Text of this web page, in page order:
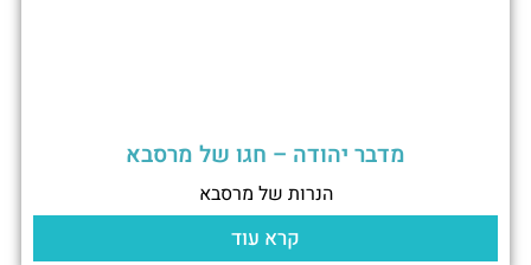
מדבר יהודה – חגו של מרסבא
הנרות של מרסבא
קרא עוד